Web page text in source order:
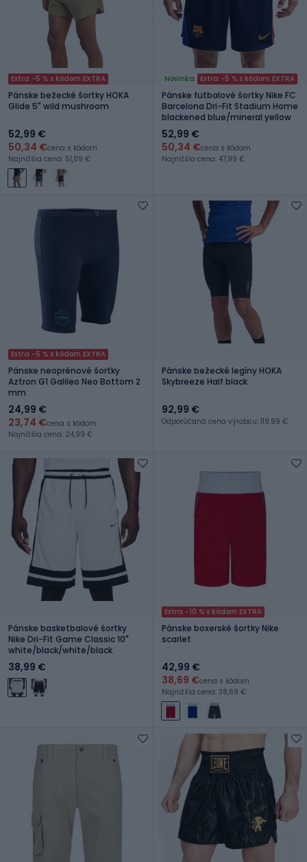
Extra -5 % s kódom EXTRA
Pánske bežecké šortky HOKA
Glide 5" wild mushroom
52,99 €
50,34 €cena s kódom
Najnižšia cena: 51,09 €
Novinka Extra -5 % s kódom EXTRA
Pánske futbalové šortky Nike FC
Barcelona Dri-Fit Stadium Home
blackened blue/mineral yellow
52,99 €
50,34 €cena s kódom
Najnižšia cena: 47,99 €
Extra -5 % s kódom EXTRA
Pánske neoprénové šortky
Aztron G1 Galileo Neo Bottom 2
mm
24,99 €
23,74 €cena s kódom
Najnižšia cena: 24,99 €
Pánske bežecké legíny HOKA
Skybreeze Half black
92,99 €
Odporúčaná cena výrobcu: 119,99 €
Pánske basketbalové šortky
Nike Dri-Fit Game Classic 10"
white/black/white/black
38,99 €
Extra -10 % s kódom EXTRA
Pánske boxerské šortky Nike
scarlet
42,99 €
38,69 €cena s kódom
Najnižšia cena: 38,69 €